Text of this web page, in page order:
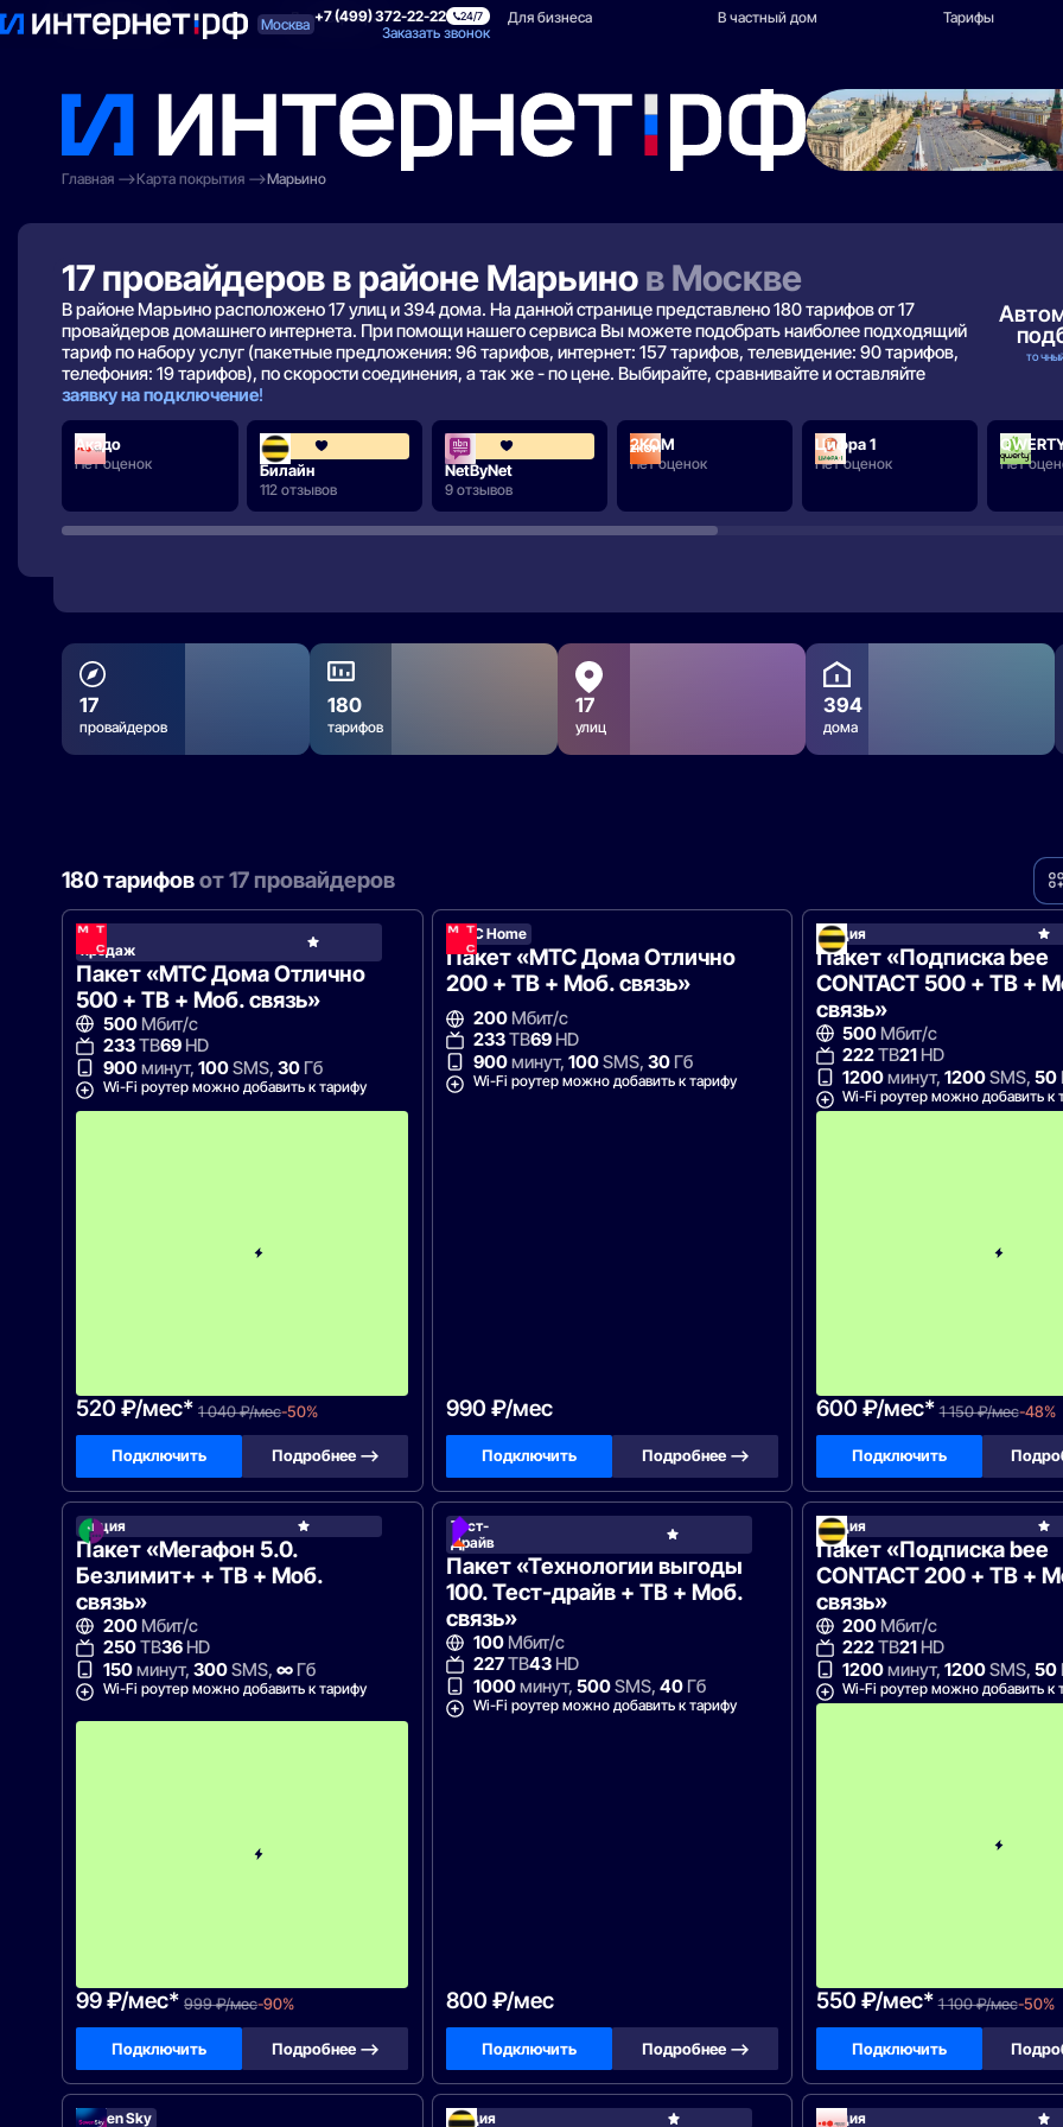
Москва +7 (499) 372-22-22 24/7
Заказать звонок
Поиск по адресу Для квартиры Для бизнеса В частный дом Тарифы
Главная
Карта покрытия Марьино
17 провайдеров в районе Марьинов Москве
В районе Марьино расположено 17 улиц и 394 дома. На данной странице представлено 180 тарифов от 17
провайдеров домашнего интернета. При помощи нашего сервиса Вы можете подобрать наиболее подходящий
тариф по набору услуг (пакетные предложения: 96 тарифов, интернет: 157 тарифов, телевидение: 90 тарифов,
телефония: 19 тарифов), по скорости соединения, а так же - по цене. Выбирайте, сравнивайте и оставляйте
заявку на подключение!
Акадо
Нет оценок
3.6
Билайн
112 отзывов
NetByNet
9 отзывов
2КОМ
Нет оценок
Цифра 1
Нет оценок Нет
17
провайдеров
180
тарифов
17
улиц
394
дома
180 тарифовот 17 провайдеров
Хит
продаж
МТС
Home
Пакет «МТС Дома Отлично
500 + ТВ + Моб. связь»
500Мбит/с
233ТВ69HD
900минут, 100SMS, 30Гб
Wi-Fi роутер можно добавить к тарифу
520 ₽/мес* 1 040 ₽/мес-50%
Подключить Подробнее —>
МТС Home
Пакет «МТС Дома Отлично
200 + ТВ + Моб. связь»
200Мбит/с
233ТВ69HD
900минут, 100SMS, 30Гб
Wi-Fi роутер можно добавить к тарифу
990 ₽/мес
Подключить Подробнее —>
Акция
Пакет «Подписка bee
CONTACT 500 + ТВ +
связь»
500 Мбит/с
222ТВ21 HD
1200минут,1200SMS,50
Wi-Fi роутер можно добавить к
600 ₽/мес* 1 150 ₽/мес-48%
Подключить
Акция МегаФон
Пакет «Мегафон 5.0.
Безлимит+ + ТВ + Моб.
связь»
200Мбит/с
250ТВ36HD
150минут, 300SMS, ∞Гб
Wi-Fi роутер можно добавить к тарифу
99 ₽/мес* 999 ₽/мес-90%
Подключить Подробнее —>
Тест-
Драйв
РосТелеком
Пакет «Технологии выгоды
100. Тест-драйв + ТВ + Моб.
связь»
100Мбит/с
227ТВ43HD
1000минут, 500SMS, 40Гб
Wi-Fi роутер можно добавить к тарифу
800 ₽/мес
Подключить Подробнее —>
Акция
Пакет «Подписка bee
CONTACT 200 + ТВ +
связь»
200 Мбит/с
222ТВ21 HD
1200минут,1200SMS,50
Wi-Fi роутер можно добавить к
550 ₽/мес* 1 100 ₽/мес-50%
Подключить
Seven Sky Акция Билайн
Акция